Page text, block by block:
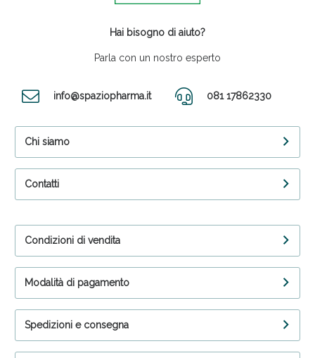
Hai bisogno di aiuto?
Parla con un nostro esperto
info@spaziopharma.it 081 17862330
Chi siamo
Contatti
Condizioni di vendita
Modalità di pagamento
Spedizioni e consegna